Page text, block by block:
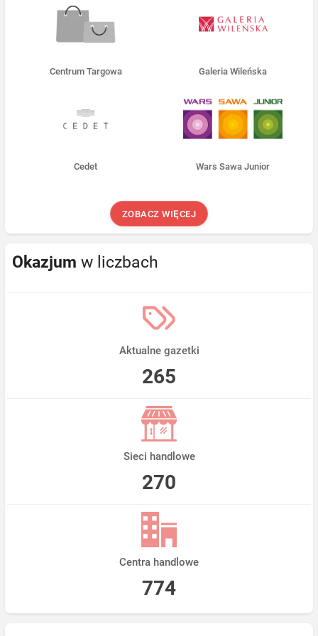
Centrum Targowa Galeria Wileńska
Cedet Wars Sawa Junior
ZOBACZ WIĘCEJ
Okazjum w liczbach
Aktualne gazetki
265
Sieci handlowe
270
Centra handlowe
774